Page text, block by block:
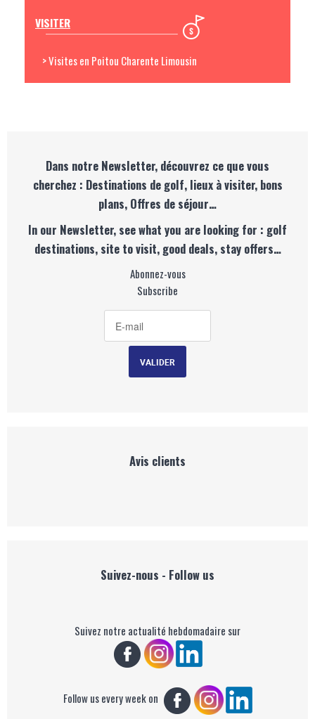
VISITER
> Visites en Poitou Charente Limousin
Dans notre Newsletter, découvrez ce que vous
cherchez : Destinations de golf, lieux à visiter, bons
plans, Offres de séjour…
In our Newsletter, see what you are looking for : golf
destinations, site to visit, good deals, stay offers…
Abonnez-vous
Subscribe
Avis clients
Suivez-nous - Follow us
Suivez notre actualité hebdomadaire sur
Follow us every week on